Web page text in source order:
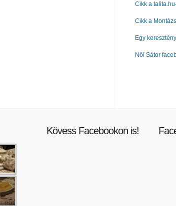
Cikk a
Cikk a
Egy
Női Sátor
Kövess Facebookon is!